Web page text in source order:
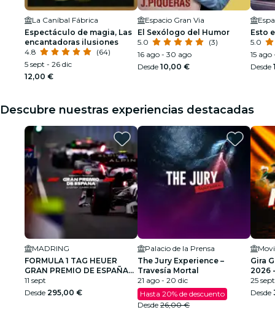
La Caníbal Fábrica
Espectáculo de magia, Las
encantadoras ilusiones
4.8
(64)
5 sept - 26 dic
12,00 €
Espacio Gran Via
El Sexólogo del Humor
5.0
(3)
16 ago - 30 ago
Desde 10,00 €
Esto
5.0
15
Desde
Descubre nuestras experiencias destacadas
MADRING
FORMULA 1 TAG HEUER
GRAN PREMIO DE ESPAÑA
2026
11 sept
Desde 295,00 €
Palacio de la Prensa
The Jury Experience –
Travesía Mortal
21 ago - 20 dic
Hasta 20% de descuento
Desde 26,00 €
Gira
2026
25 sept
Desde